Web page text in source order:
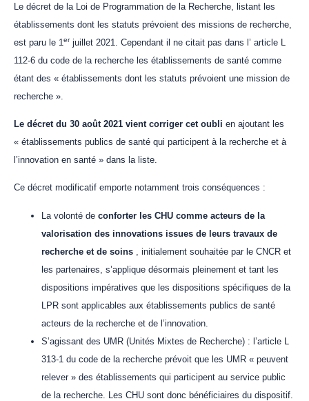
Le décret de la Loi de Programmation de la Recherche, listant les
établissements dont les statuts prévoient des missions de recherche,
est paru le 1erjuillet 2021. Cependant il ne citait pas dans l’ article L
112-6 du code de la recherche les établissements de santé comme
étant des « établissements dont les statuts prévoient une mission de
recherche ».
Le décret du 30 août 2021 vient corriger cet oubli en ajoutant les
« établissements publics de santé qui participent à la recherche et à
l’innovation en santé » dans la liste.
Ce décret modificatif emporte notamment trois conséquences :
La volonté de conforter les CHU comme acteurs de la
valorisation des innovations issues de leurs travaux de
recherche et de soins , initialement souhaitée par le CNCR et
les partenaires, s’applique désormais pleinement et tant les
dispositions impératives que les dispositions spécifiques de la
LPR sont applicables aux établissements publics de santé
acteurs de la recherche et de l’innovation.
S’agissant des UMR (Unités Mixtes de Recherche) : l’article L
313-1 du code de la recherche prévoit que les UMR « peuvent
relever » des établissements qui participent au service public
de la recherche. Les CHU sont donc bénéficiaires du dispositif.